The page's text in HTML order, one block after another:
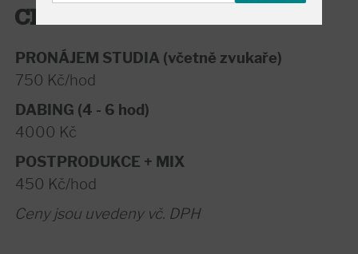
CENÍK
PRONÁJEM STUDIA (včetně zvukaře)
750 Kč/hod
DABING (4 - 6 hod)
4000 Kč
POSTPRODUKCE + MIX
450 Kč/hod
Ceny jsou uvedeny vč. DPH